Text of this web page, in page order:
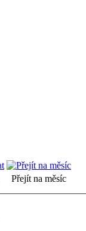
Přejít na měsíc